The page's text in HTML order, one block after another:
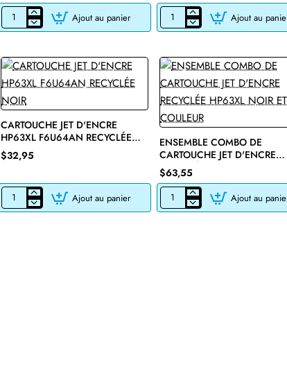
CARTOUCHE
JET
HP63
F6U62AN
ORIGINALE
NOIR
Ajout au panier
CARTOUCHE
JET
HP63XL
F6U63AN
ORIGINALE
COULEUR
Ajout au
🔥 Bestseller
CARTOUCHE JET D'ENCRE
HP63XL F6U64AN RECYCLÉE
NOIR
$32,95
CARTOUCHE
JET
Ajout au panier
ENSEMBLE COMBO DE
CARTOUCHE JET D'ENCRE
RECYCLÉE HP63XL NOIR ET
COULEUR
$63,55
ENSEMBLE
COMBO
Ajout au